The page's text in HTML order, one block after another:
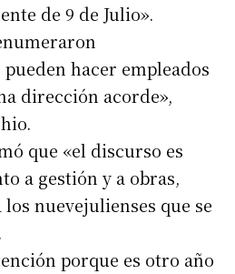
de 9 de Julio».
hacer empleados
dirección acorde»,
que «el discurso es
a gestión y a obras,
nuevejulienses que se
porque es otro año